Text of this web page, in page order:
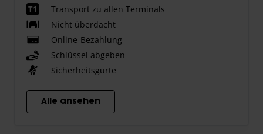
Transport zu allen Terminals
Nicht überdacht
Online-Bezahlung
Schlüssel abgeben
Sicherheitsgurte
Alle ansehen